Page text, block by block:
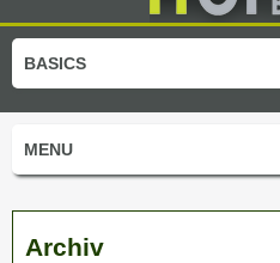
BASICS
MENU
Archiv